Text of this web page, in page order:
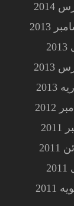
2014
2013
2013
2013
2012
2011